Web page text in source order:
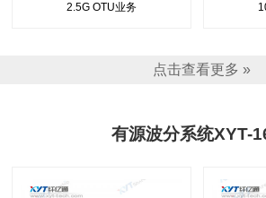
2.5G OTU业务
点击查看更多 »
有源波分系统XYT-